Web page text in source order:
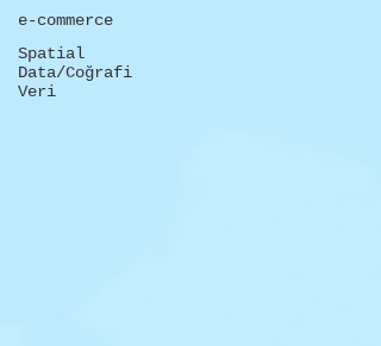
e-commerce
Spatial
Data/Coğrafi
Veri